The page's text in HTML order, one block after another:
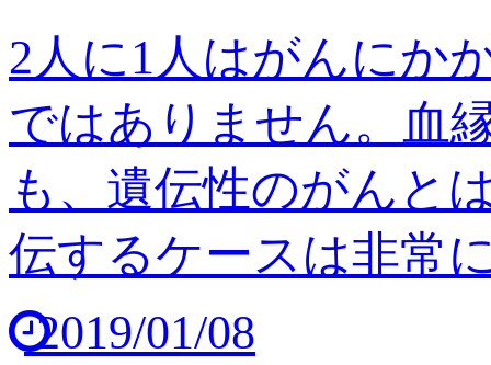
2人に1人はがんにか
ではありません。血
も、遺伝性のがんと
伝するケースは非常
2019/01/08